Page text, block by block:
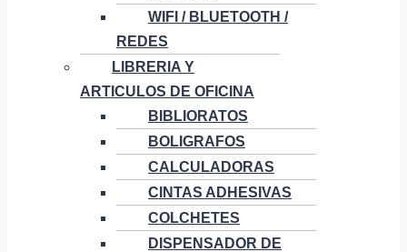
WIFI / BLUETOOTH /
REDES
LIBRERIA Y
ARTICULOS DE OFICINA
BIBLIORATOS
BOLIGRAFOS
CALCULADORAS
CINTAS ADHESIVAS
COLCHETES
DISPENSADOR DE